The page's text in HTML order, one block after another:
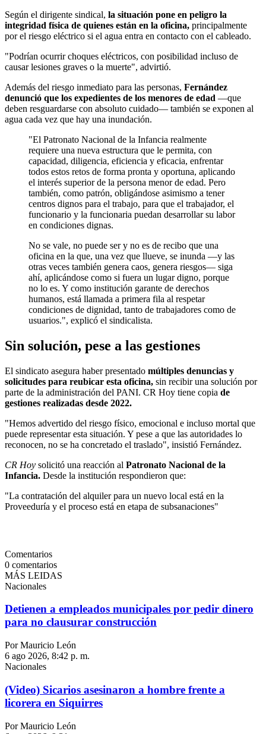
Según el dirigente sindical, la situación pone en peligro la
integridad física de quienes están en la oficina, principalmente
por el riesgo eléctrico si el agua entra en contacto con el cableado.
"Podrían ocurrir choques eléctricos, con posibilidad incluso de
causar lesiones graves o la muerte", advirtió.
Además del riesgo inmediato para las personas, Fernández
denunció que los expedientes de los menores de edad —que
deben resguardarse con absoluto cuidado— también se exponen al
agua cada vez que hay una inundación.
"El Patronato Nacional de la Infancia realmente
requiere una nueva estructura que le permita, con
capacidad, diligencia, eficiencia y eficacia, enfrentar
todos estos retos de forma pronta y oportuna, aplicando
el interés superior de la persona menor de edad. Pero
también, como patrón, obligándose asimismo a tener
centros dignos para el trabajo, para que el trabajador, el
funcionario y la funcionaria puedan desarrollar su labor
en condiciones dignas.
No se vale, no puede ser y no es de recibo que una
oficina en la que, una vez que llueve, se inunda —y las
otras veces también genera caos, genera riesgos— siga
ahí, aplicándose como si fuera un lugar digno, porque
no lo es. Y como institución garante de derechos
humanos, está llamada a primera fila al respetar
condiciones de dignidad, tanto de trabajadores como de
usuarios.", explicó el sindicalista.
Sin solución, pese a las gestiones
El sindicato asegura haber presentado múltiples denuncias y
solicitudes para reubicar esta oficina, sin recibir una solución por
parte de la administración del PANI. CR Hoy tiene copia de
gestiones realizadas desde 2022.
"Hemos advertido del riesgo físico, emocional e incluso mortal que
puede representar esta situación. Y pese a que las autoridades lo
reconocen, no se ha concretado el traslado", insistió Fernández.
CR Hoy solicitó una reacción al Patronato Nacional de la
Infancia. Desde la institución respondieron que:
"La contratación del alquiler para un nuevo local está en la
Proveeduría y el proceso está en etapa de subsanaciones"
Comentarios
0 comentarios
MÁS LEIDAS
Nacionales
Detienen a empleados municipales por pedir dinero
para no clausurar construcción
Por Mauricio León
6 ago 2026, 8:42 p. m.
Nacionales
(Video) Sicarios asesinaron a hombre frente a
licorera en Siquirres
Por Mauricio León